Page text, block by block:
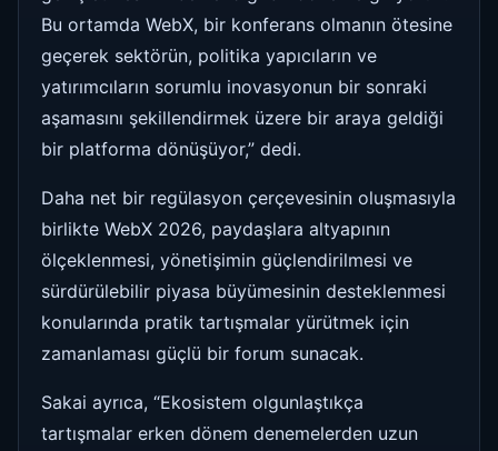
Bu ortamda WebX, bir konferans olmanın ötesine
geçerek sektörün, politika yapıcıların ve
yatırımcıların sorumlu inovasyonun bir sonraki
aşamasını şekillendirmek üzere bir araya geldiği
bir platforma dönüşüyor,” dedi.
Daha net bir regülasyon çerçevesinin oluşmasıyla
birlikte WebX 2026, paydaşlara altyapının
ölçeklenmesi, yönetişimin güçlendirilmesi ve
sürdürülebilir piyasa büyümesinin desteklenmesi
konularında pratik tartışmalar yürütmek için
zamanlaması güçlü bir forum sunacak.
Sakai ayrıca, “Ekosistem olgunlaştıkça
tartışmalar erken dönem denemelerden uzun